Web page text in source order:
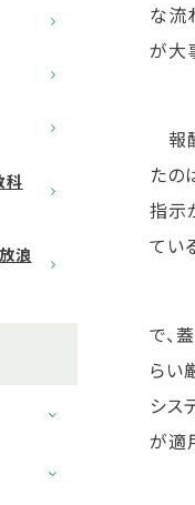
科
浪
な流
が大
報
たの
指示
てい
で、
らい
シス
が適